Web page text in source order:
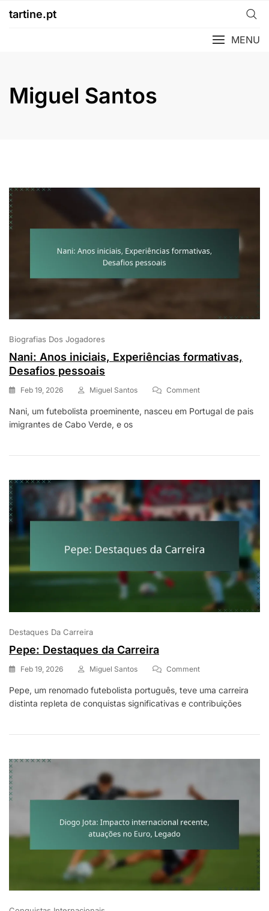
tartine.pt
MENU
Miguel Santos
Biografias Dos Jogadores
Nani: Anos iniciais, Experiências formativas,
Desafios pessoais
Feb 19, 2026 Miguel Santos CommentOn
Anos
Desafios
Nani, um futebolista proeminente, nasceu em Portugal de pais
imigrantes de Cabo Verde, e os
Destaques Da Carreira
Pepe: Destaques da Carreira
Feb 19, 2026 Miguel Santos CommentOn
Destaques
Da
Pepe, um renomado futebolista português, teve uma carreira
distinta repleta de conquistas significativas e contribuições